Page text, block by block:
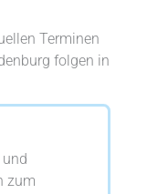
Terminen
folgen in
zum